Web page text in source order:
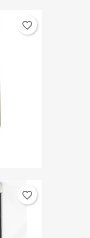
favorite_border
favorite_border